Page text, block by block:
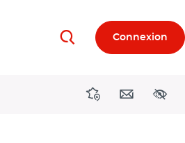
RechercherConnexion
DirectionsContact